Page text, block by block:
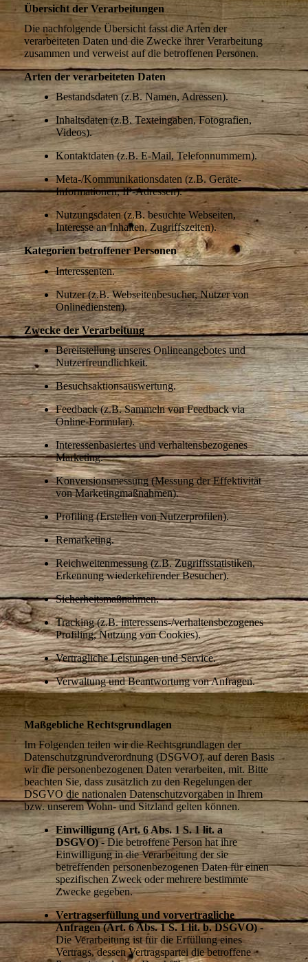
Übersicht der Verarbeitungen
Die nachfolgende Übersicht fasst die Arten der
verarbeiteten Daten und die Zwecke ihrer Verarbeitung
zusammen und verweist auf die betroffenen Personen.
Arten der verarbeiteten Daten
Bestandsdaten (z.B. Namen, Adressen).
Inhaltsdaten (z.B. Texteingaben, Fotografien,
Videos).
Kontaktdaten (z.B. E-Mail, Telefonnummern).
Meta-/Kommunikationsdaten (z.B. Geräte-
Informationen, IP-Adressen).
Nutzungsdaten (z.B. besuchte Webseiten,
Interesse an Inhalten, Zugriffszeiten).
Kategorien betroffener Personen
Interessenten.
Nutzer (z.B. Webseitenbesucher, Nutzer von
Onlinediensten).
Zwecke der Verarbeitung
Bereitstellung unseres Onlineangebotes und
Nutzerfreundlichkeit.
Besuchsaktionsauswertung.
Feedback (z.B. Sammeln von Feedback via
Online-Formular).
Interessenbasiertes und verhaltensbezogenes
Marketing.
Konversionsmessung (Messung der Effektivität
von Marketingmaßnahmen).
Profiling (Erstellen von Nutzerprofilen).
Remarketing.
Reichweitenmessung (z.B. Zugriffsstatistiken,
Erkennung wiederkehrender Besucher).
Sicherheitsmaßnahmen.
Tracking (z.B. interessens-/verhaltensbezogenes
Profiling, Nutzung von Cookies).
Vertragliche Leistungen und Service.
Verwaltung und Beantwortung von Anfragen.
Maßgebliche Rechtsgrundlagen
Im Folgenden teilen wir die Rechtsgrundlagen der
Datenschutzgrundverordnung (DSGVO), auf deren Basis
wir die personenbezogenen Daten verarbeiten, mit. Bitte
beachten Sie, dass zusätzlich zu den Regelungen der
DSGVO die nationalen Datenschutzvorgaben in Ihrem
bzw. unserem Wohn- und Sitzland gelten können.
Einwilligung (Art. 6 Abs. 1 S. 1 lit. a
DSGVO)- Die betroffene Person hat ihre
Einwilligung in die Verarbeitung der sie
betreffenden personenbezogenen Daten für einen
spezifischen Zweck oder mehrere bestimmte
Zwecke gegeben.
Vertragserfüllung und vorvertragliche
Anfragen (Art. 6 Abs. 1 S. 1 lit. b. DSGVO)-
Die Verarbeitung ist für die Erfüllung eines
Vertrags, dessen Vertragspartei die betroffene